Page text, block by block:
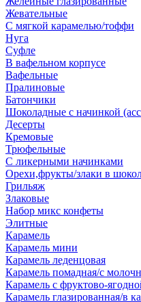
Жевательные
С мягкой карамелью/тоффи
Нуга
Суфле
В вафельном корпусе
Вафельные
Пралиновые
Батончики
Шоколадные с начинкой
Десерты
Кремовые
Трюфельные
С ликерными начинками
Орехи,фрукты/злаки в
Грильяж
Злаковые
Набор микс конфеты
Элитные
Карамель
Карамель мини
Карамель леденцовая
Карамель помадная/с
Карамель с фруктово-
Карамель глазированная/в